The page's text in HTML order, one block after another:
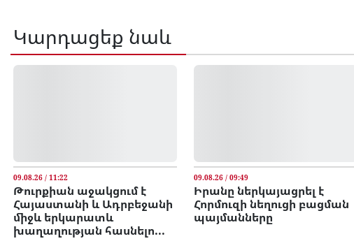
Կարդացեք նաև
09.08.26 / 11:22
Թուրքիան աջակցում է
Հայաստանի և Ադրբեջանի
միջև երկարատև
խաղաղության հասնելո...
09.08.26 / 09:49
Իրանը ներկայացրել է
Հորմուզի նեղուցի բացման
պայմանները